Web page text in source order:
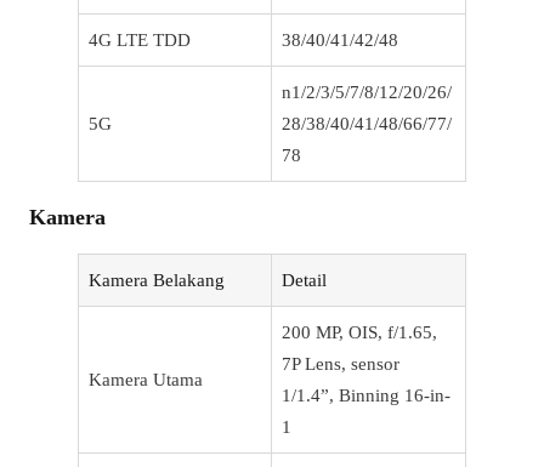
4G LTE TDD 38/40/41/42/48
5G
n1/2/3/5/7/8/12/20/26/
28/38/40/41/48/66/77/
78
Kamera
Kamera Belakang Detail
Kamera Utama
200 MP, OIS, f/1.65,
7P Lens, sensor
1/1.4”, Binning 16-in-
1